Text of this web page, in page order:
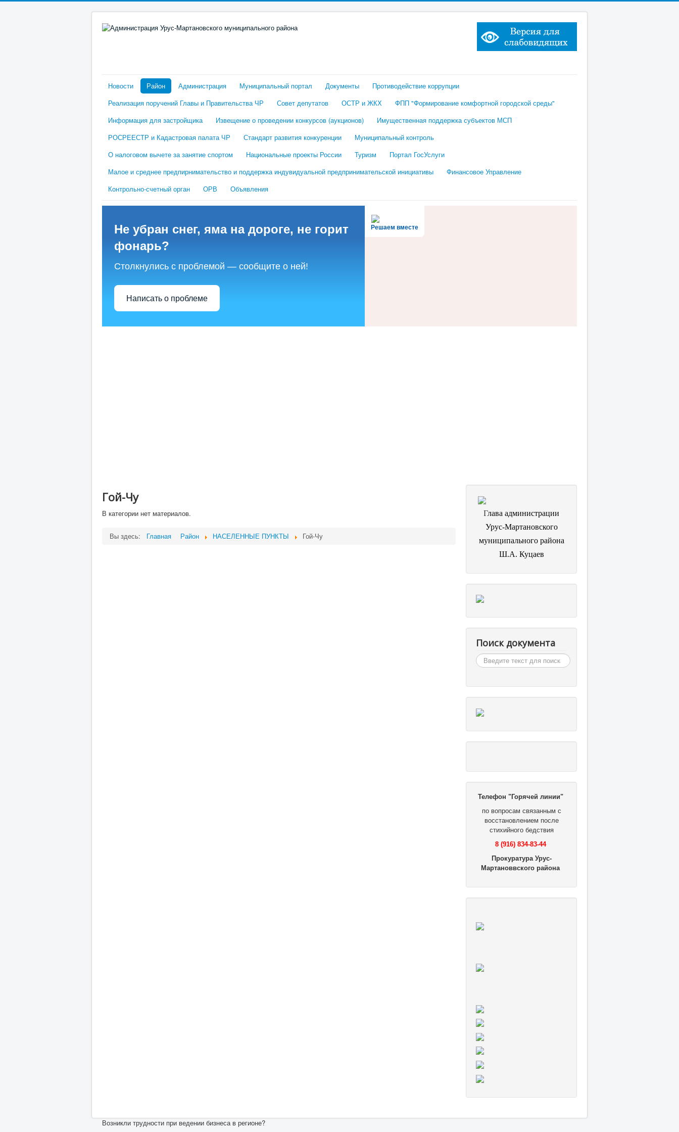
Новости Район Администрация Муниципальный портал Документы
Противодействие коррупции
Реализация поручений Главы и Правительства ЧР
Совет депутатов ОСТР и ЖКХ
ФПП "Формирование комфортной городской среды"
Информация для застройщика
Извещение о проведении конкурсов (аукционов)
Имущественная поддержка субъектов МСП
РОСРЕЕСТР и Кадастровая палата ЧР
Стандарт развития конкуренции
Муниципальный контроль
О налоговом вычете за занятие спортом
Национальные проекты России Туризм
Портал ГосУслуги
Малое и среднее предпирнимательство и поддержка индувидуальной предпринимательской инициативы
Финансовое Управление
Контрольно-счетный орган
ОРВ Объявления
Решаем вместе
Не убран снег, яма на дороге, не горит
фонарь?
Столкнулись с проблемой — сообщите о ней!
Написать о проблеме
Гой-Чу
В категории нет материалов.
Вы здесь: Главная Район НАСЕЛЕННЫЕ ПУНКТЫ Гой-Чу
Глава администрации
Урус-Мартановского
муниципального района
Ш.А. Куцаев
Поиск документа
Искать...
Телефон "Горячей линии"
по вопросам связанным с
восстановлением после
стихийного бедствия
8 (916) 834-83-44
Прокуратура Урус-
Мартановвского района
Возникли трудности при ведении бизнеса в регионе?